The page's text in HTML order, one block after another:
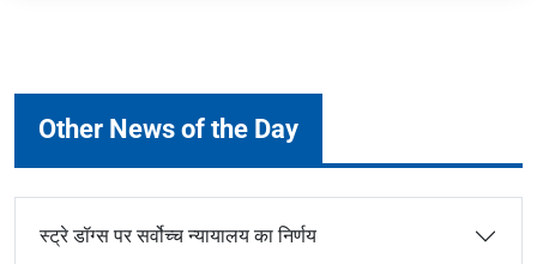
Other News of the Day
स्ट्रे डॉग्स पर सर्वोच्च न्यायालय का निर्णय